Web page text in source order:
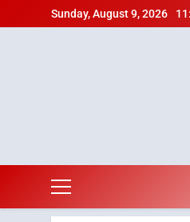
to
Sunday, August 9, 2026